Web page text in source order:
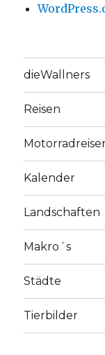
dieWallners
Reisen
Kalender
Landschaften
Makro´s
Städte
Tierbilder